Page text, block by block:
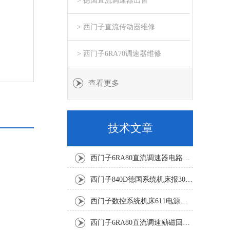
> 西门子直流传动器维修
> 西门子6RA70调速器维修
查看更多
技术文章
西门子6RA80直流调速器电路板坏销售修理单位
西门子840D德国系统机床报300501修复解决
西门子数控系统机床611电源模块灯不显示修复解决
西门子6RA80直流调速励磁回路坏报F60005修复排除